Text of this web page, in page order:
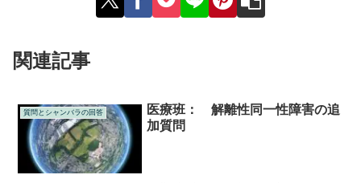
関連記事
質問とシャンバラの回答
医療班： 解離性同一性障害の追
加質問